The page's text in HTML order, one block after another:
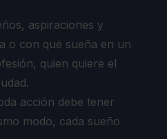
aspiraciones y
o con qué sueña en un
quien quiere el
acción debe tener
modo, cada sueño